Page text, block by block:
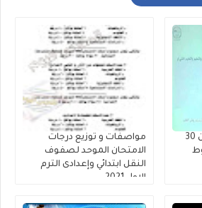
تفاصيل مسابقة تعيين 30
مواصفات و توزيع درجات
الامتحان الموحد لصفوف
النقل ابتدائي وإعدادى الترم
الاول 2021